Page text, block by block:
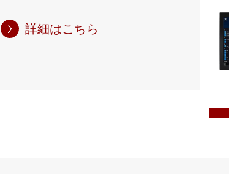
ラインの監視、在庫管理、自動機器の制御など、
マウント型パネルPCは理想的なソリューションで
牢な構造、直感的なインターフェイス、強力なコ
ーティング機能を備えたこのデバイスは、幅広い
業用コンピューティングソリューションをお探し
久性が考慮すべき重要な要素です。シャーシ型パ
は、過酷な環境下でも長時間のパフォーマンスを
きるよう特別に設計されており、製造、輸送、オ
ーションなどの業界にとって理想的なソリューシ
なっています。 シャーシパネルPCの主な利点の1
端な温度に耐えるように設計されており、さまざ
詳細はこちら